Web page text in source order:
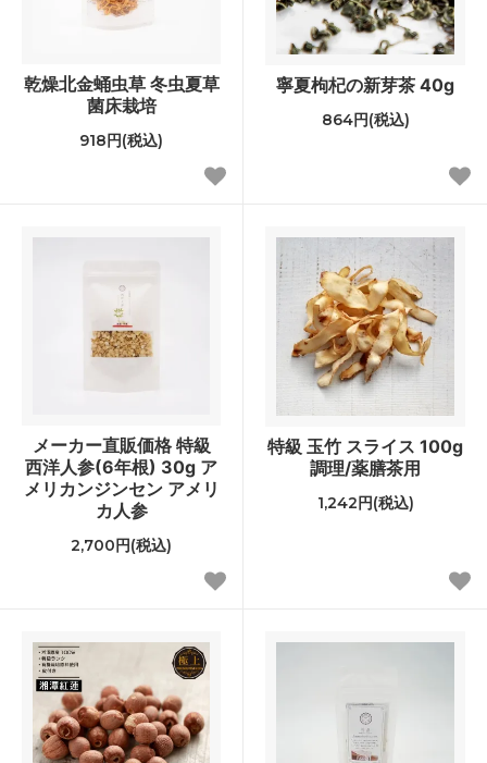
乾燥北金蛹虫草 冬虫夏草
菌床栽培
918円(税込)
寧夏枸杞の新芽茶 40g
864円(税込)
メーカー直販価格 特級
西洋人参(6年根) 30g ア
メリカンジンセン アメリ
カ人参
2,700円(税込)
特級 玉竹 スライス 100g
調理/薬膳茶用
1,242円(税込)